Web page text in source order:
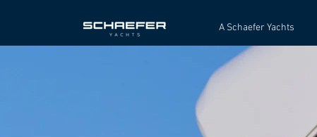
A Schaefer Yachts